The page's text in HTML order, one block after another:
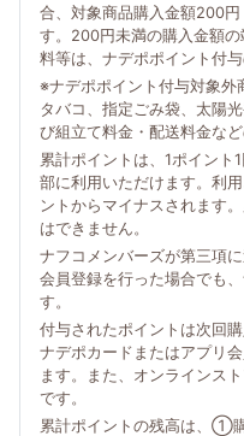
合、対象商品購入金額200円
す。200円未満の購入金額
料等は、ナデポポイント付与
※ナデポポイント付与対象
タバコ、指定ごみ袋、太陽
び組立て料金・配送料金な
累計ポイントは、1ポイント
部に利用いただけます。利
ントからマイナスされます
はできません。
ナフコメンバーズが第三項
会員登録を行った場合でも
す。
付与されたポイントは次回
ナデポカードまたはアプリ
ます。また、オンラインス
です。
累計ポイントの残高は、①